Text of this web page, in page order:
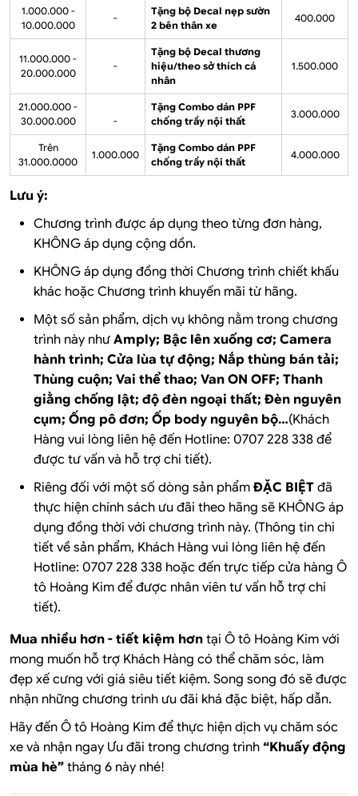
1.000.000 -
10.000.000
-
Tặng bộ Decal nẹp sườn
2 bên thân xe
400.000
11.000.000 -
20.000.000
-
Tặng bộ Decal thương
hiệu/theo sở thích cá
nhân
1.500.000
21.000.000 -
30.000.000
-
Tặng Combo dán PPF
chống trầy nội thất
3.000.000
Trên
31.000.0000
1.000.000
Tặng Combo dán PPF
chống trầy nội thất
4.000.000
Lưu ý:
Chương trình được áp dụng theo từng đơn hàng,
KHÔNG áp dụng cộng dồn.
KHÔNG áp dụng đồng thời Chương trình chiết khấu
khác hoặc Chương trình khuyến mãi từ hãng.
Một số sản phẩm, dịch vụ không nằm trong chương
trình này như Amply; Bậc lên xuống cơ; Camera
hành trình; Cửa lùa tự động; Nắp thùng bán tải;
Thùng cuộn; Vai thể thao; Van ON OFF; Thanh
giằng chống lật; độ đèn ngoại thất; Đèn nguyên
cụm; Ống pô đơn; Ốp body nguyên bộ…(Khách
Hàng vui lòng liên hệ đến Hotline: 0707 228 338 để
được tư vấn và hỗ trợ chi tiết).
Riêng đối với một số dòng sản phẩm ĐẶC BIỆT đã
thực hiện chính sách ưu đãi theo hãng sẽ KHÔNG áp
dụng đồng thời với chương trình này. (Thông tin chi
tiết về sản phẩm, Khách Hàng vui lòng liên hệ đến
Hotline: 0707 228 338 hoặc đến trực tiếp cửa hàng Ô
tô Hoàng Kim để được nhân viên tư vấn hỗ trợ chi
tiết).
Mua nhiều hơn - tiết kiệm hơn tại Ô tô Hoàng Kim với
mong muốn hỗ trợ Khách Hàng có thể chăm sóc, làm
đẹp xế cưng với giá siêu tiết kiệm. Song song đó sẽ được
nhận những chương trình ưu đãi khá đặc biệt, hấp dẫn.
Hãy đến Ô tô Hoàng Kim để thực hiện dịch vụ chăm sóc
xe và nhận ngay Ưu đãi trong chương trình “Khuấy động
mùa hè” tháng 6 này nhé!